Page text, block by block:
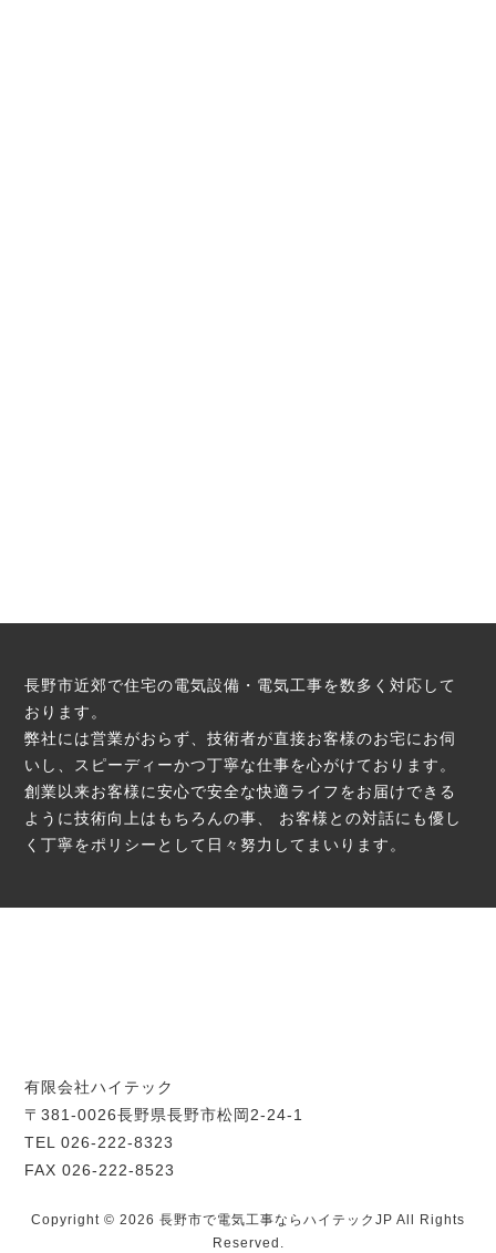
長野市近郊で住宅の電気設備・電気工事を数多く対応して
おります。
弊社には営業がおらず、技術者が直接お客様のお宅にお伺
いし、スピーディーかつ丁寧な仕事を心がけております。
創業以来お客様に安心で安全な快適ライフをお届けできる
ように技術向上はもちろんの事、
お客様との対話にも優し
く丁寧をポリシーとして日々努力してまいります。
有限会社ハイテック
〒381-0026長野県長野市松岡2-24-1
TEL 026-222-8323
FAX 026-222-8523
Copyright © 2026 長野市で電気工事ならハイテックJP All Rights
Reserved.